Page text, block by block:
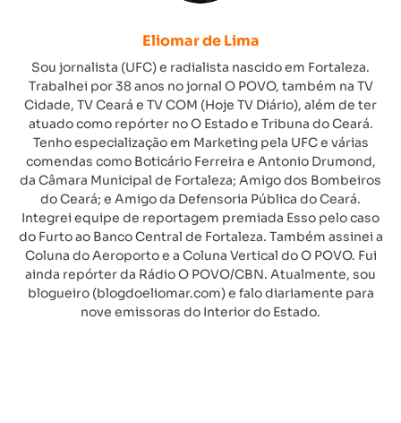
Eliomar de Lima
Sou jornalista (UFC) e radialista nascido em Fortaleza.
Trabalhei por 38 anos no jornal O POVO, também na TV
Cidade, TV Ceará e TV COM (Hoje TV Diário), além de ter
atuado como repórter no O Estado e Tribuna do Ceará.
Tenho especialização em Marketing pela UFC e várias
comendas como Boticário Ferreira e Antonio Drumond,
da Câmara Municipal de Fortaleza; Amigo dos Bombeiros
do Ceará; e Amigo da Defensoria Pública do Ceará.
Integrei equipe de reportagem premiada Esso pelo caso
do Furto ao Banco Central de Fortaleza. Também assinei a
Coluna do Aeroporto e a Coluna Vertical do O POVO. Fui
ainda repórter da Rádio O POVO/CBN. Atualmente, sou
blogueiro (blogdoeliomar.com) e falo diariamente para
nove emissoras do Interior do Estado.